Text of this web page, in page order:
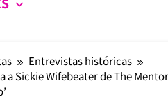
Entrevistas históricas
a Sickie Wifebeater de The